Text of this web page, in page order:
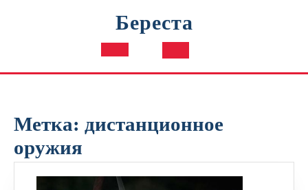
Береста
Кнопка
Метка: дистанционное
оружия